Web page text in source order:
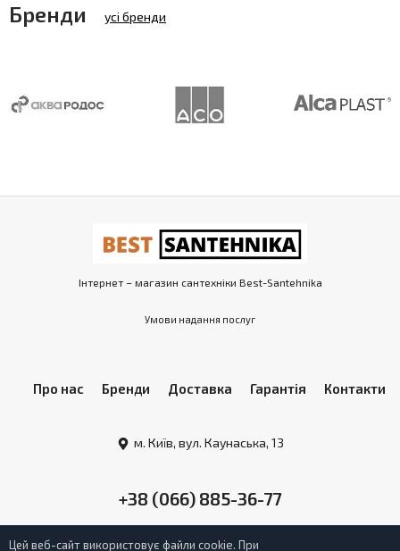
Бренди усі бренди
Інтернет – магазин сантехніки Best-Santehnika
Умови надання послуг
Про нас Бренди Доставка Гарантія Контакти
м. Київ, вул. Каунаська, 13
+38 (066) 885-36-77
Цей веб-сайт використовує файли cookie. При